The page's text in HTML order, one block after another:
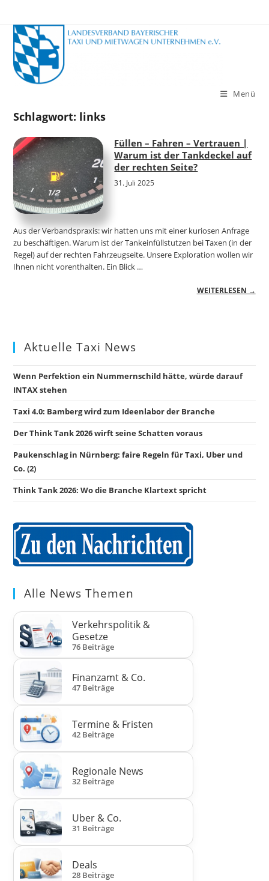
Inhalt
springen
Menü
Schlagwort: links
Füllen – Fahren – Vertrauen |
Warum ist der Tankdeckel auf
der rechten Seite?
31. Juli 2025
Aus der Verbandspraxis: wir hatten uns mit einer kuriosen Anfrage
zu beschäftigen. Warum ist der Tankeinfüllstutzen bei Taxen (in der
Regel) auf der rechten Fahrzeugseite. Unsere Exploration wollen wir
Ihnen nicht vorenthalten. Ein Blick …
WEITERLESEN →
Aktuelle Taxi News
Wenn Perfektion ein Nummernschild hätte, würde darauf
INTAX stehen
Taxi 4.0: Bamberg wird zum Ideenlabor der Branche
Der Think Tank 2026 wirft seine Schatten voraus
Paukenschlag in Nürnberg: faire Regeln für Taxi, Uber und
Co. (2)
Think Tank 2026: Wo die Branche Klartext spricht
Alle News Themen
Verkehrspolitik &
Gesetze
76 Beiträge
Finanzamt & Co.
47 Beiträge
Termine & Fristen
42 Beiträge
Regionale News
32 Beiträge
Uber & Co.
31 Beiträge
Deals
28 Beiträge